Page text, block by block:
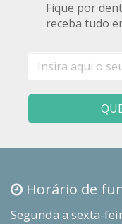
Fique por
receba tudo
mail
Horário de
Segunda a sexta-